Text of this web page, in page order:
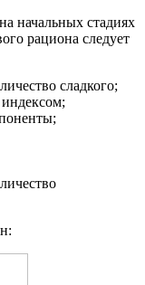
начальных стадиях
рациона следует
сладкого;